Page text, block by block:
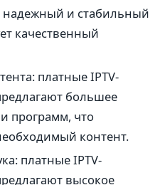
надежный и стабильный
качественный
платные IPTV-
большее
программ, что
контент.
платные IPTV-
высокое